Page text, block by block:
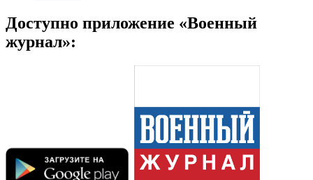
Доступно приложение «Военный
журнал»: